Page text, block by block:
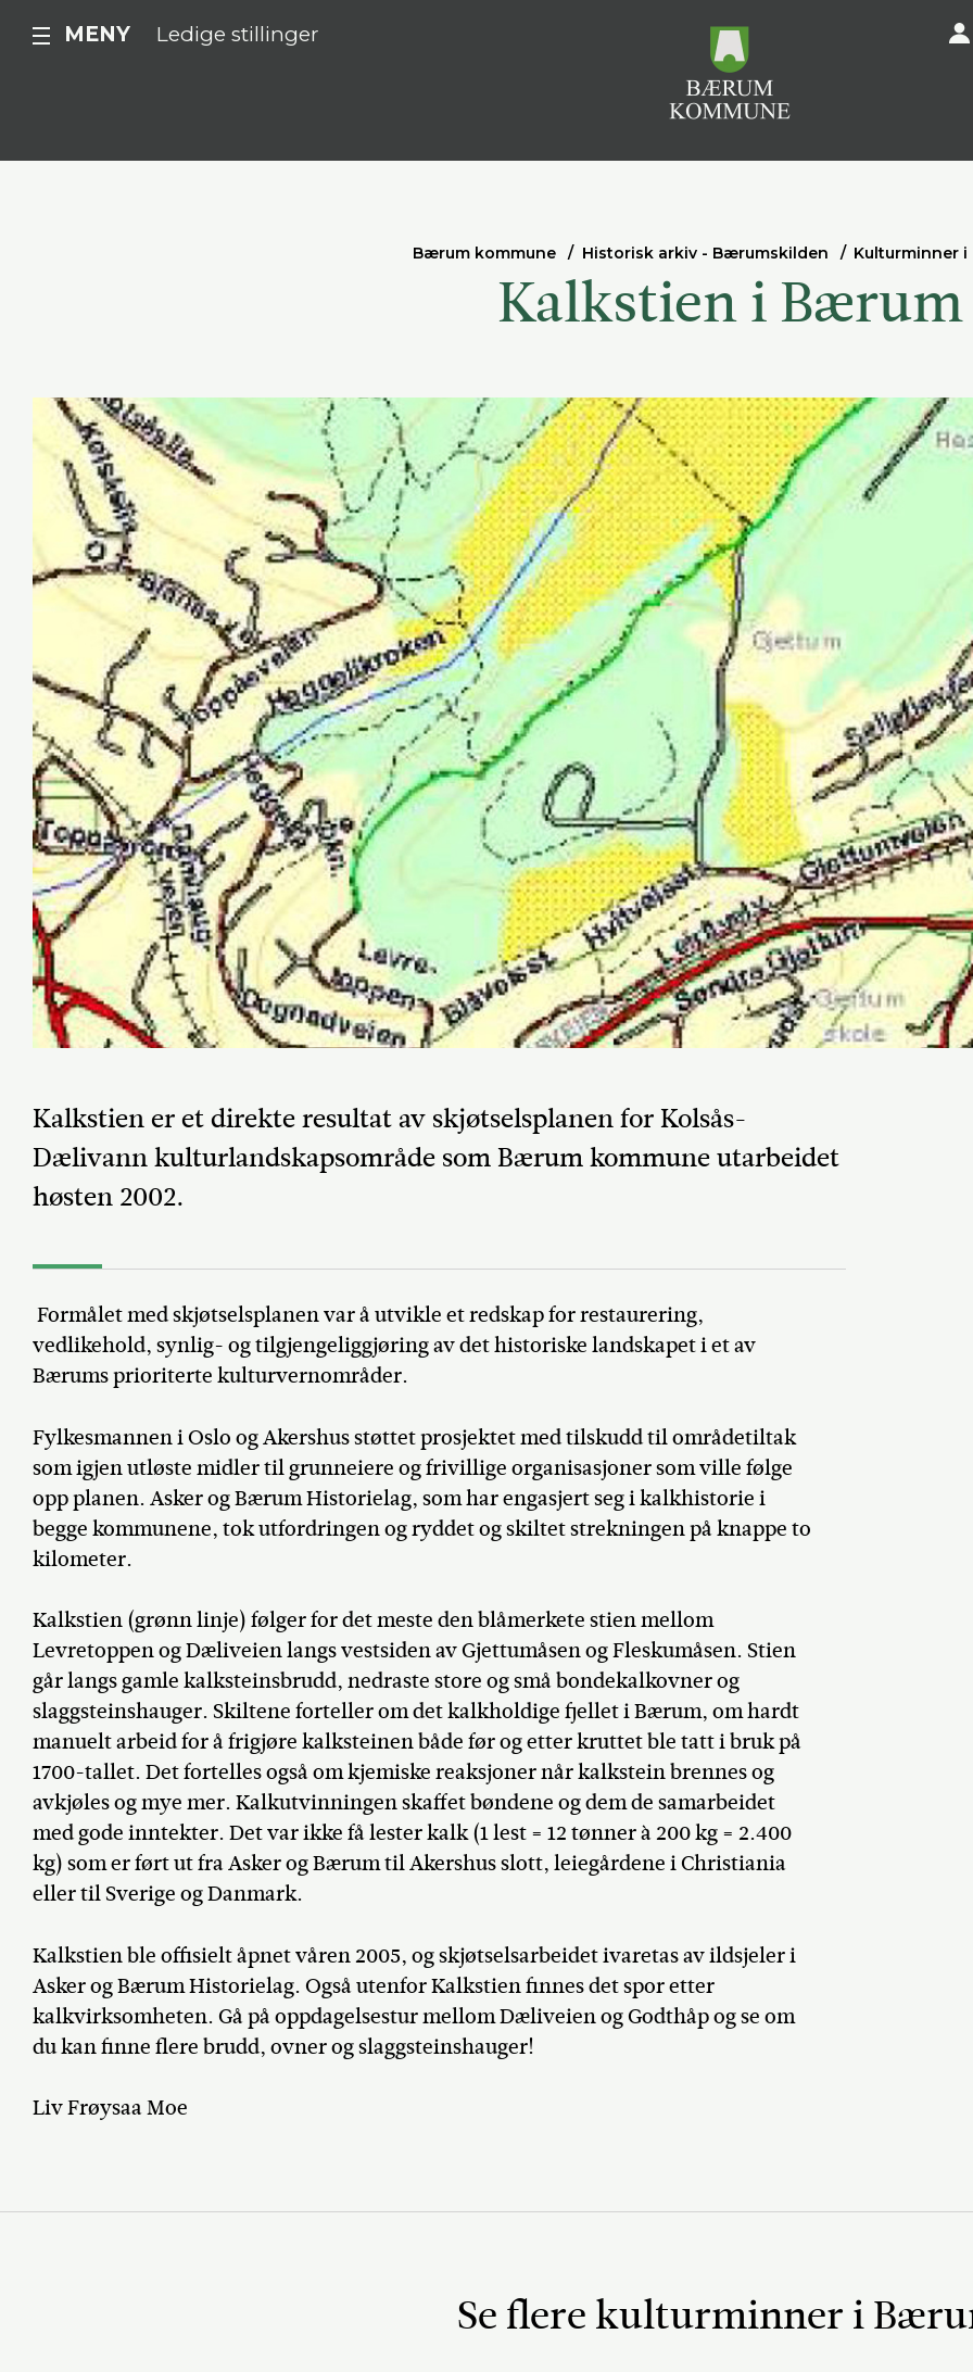
MENY Ledige stillinger
Bærum kommune Historisk arkiv - Bærumskilden Kulturminner
Kalkstien i Bærum
Kalkstien er et direkte resultat av skjøtselsplanen for Kolsås-
Dælivann kulturlandskapsområde som Bærum kommune utarbeidet
høsten 2002.
Formålet med skjøtselsplanen var å utvikle et redskap for restaurering,
vedlikehold, synlig- og tilgjengeliggjøring av det historiske landskapet i et av
Bærums prioriterte kulturvernområder.
Fylkesmannen i Oslo og Akershus støttet prosjektet med tilskudd til områdetiltak
som igjen utløste midler til grunneiere og frivillige organisasjoner som ville følge
opp planen. Asker og Bærum Historielag, som har engasjert seg i kalkhistorie i
begge kommunene, tok utfordringen og ryddet og skiltet strekningen på knappe to
kilometer.
Kalkstien (grønn linje) følger for det meste den blåmerkete stien mellom
Levretoppen og Dæliveien langs vestsiden av Gjettumåsen og Fleskumåsen. Stien
går langs gamle kalksteinsbrudd, nedraste store og små bondekalkovner og
slaggsteinshauger. Skiltene forteller om det kalkholdige fjellet i Bærum, om hardt
manuelt arbeid for å frigjøre kalksteinen både før og etter kruttet ble tatt i bruk på
1700-tallet. Det fortelles også om kjemiske reaksjoner når kalkstein brennes og
avkjøles og mye mer. Kalkutvinningen skaffet bøndene og dem de samarbeidet
med gode inntekter. Det var ikke få lester kalk (1 lest = 12 tønner à 200 kg = 2.400
kg) som er ført ut fra Asker og Bærum til Akershus slott, leiegårdene i Christiania
eller til Sverige og Danmark.
Kalkstien ble offisielt åpnet våren 2005, og skjøtselsarbeidet ivaretas av ildsjeler i
Asker og Bærum Historielag. Også utenfor Kalkstien finnes det spor etter
kalkvirksomheten. Gå på oppdagelsestur mellom Dæliveien og Godthåp og se om
du kan finne flere brudd, ovner og slaggsteinshauger!
Liv Frøysaa Moe
Se flere kulturminner i